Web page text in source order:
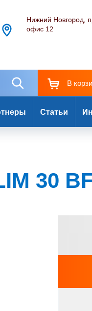
Нижний Новгород,
офис 12
В
Статьи
30